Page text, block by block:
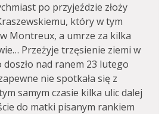
po przyjeździe złoży
który w tym
Montreux, a umrze za kilka
Przeżyje trzęsienie ziemi w
nad ranem 23 lutego
nie spotkała się z
samym czasie kilka ulic dalej
do matki pisanym rankiem